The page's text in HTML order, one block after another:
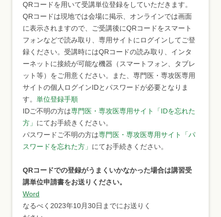
QRコードを用いて受講単位登録をしていただきます。
QRコードは現地では会場に掲示、オンラインでは画面
に表示されますので、ご受講後にQRコードをスマート
フォンなどで読み取り、専用サイトにログインしてご登
録ください。受講時にはQRコードの読み取り、インタ
ーネットに接続が可能な機器（スマートフォン、タブレ
ット等）をご用意ください。また、専門医・専攻医専用
サイトの個人ログインIDとパスワードが必要となりま
す。 単位登録手順
IDご不明の方は専門医・専攻医専用サイト「IDを忘れた
方」 にてお手続きください。
パスワードご不明の方は専門医・専攻医専用サイト「パ
スワードを忘れた方」 にてお手続きください。
QRコードでの登録がうまくいかなかった場合は講習受
講単位申請書をお送りください。
Word
なるべく2023年10月30日までにお送りく